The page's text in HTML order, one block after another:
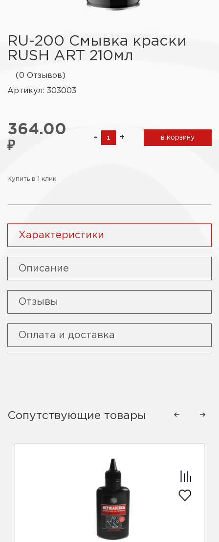
RU-200 Смывка краски
RUSH ART 210мл
(0 Отзывов)
Артикул: 303003
364.00
₽
- + в корзину
Купить в 1 клик
Характеристики
Описание
Отзывы
Оплата и доставка
Сопутствующие товары